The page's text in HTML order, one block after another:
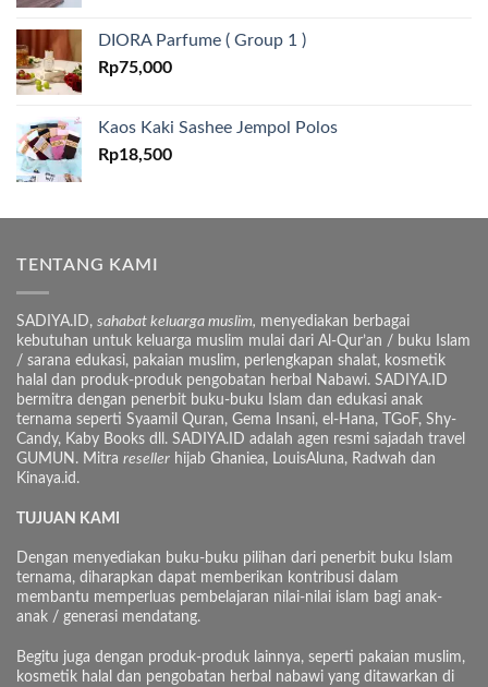
DIORA Parfume ( Group 1 )
Rp75,000
Kaos Kaki Sashee Jempol Polos
Rp18,500
TENTANG KAMI
SADIYA.ID, sahabat keluarga muslim, menyediakan berbagai
kebutuhan untuk keluarga muslim mulai dari Al-Qur’an / buku Islam
/ sarana edukasi, pakaian muslim, perlengkapan shalat, kosmetik
halal dan produk-produk pengobatan herbal Nabawi. SADIYA.ID
bermitra dengan penerbit buku-buku Islam dan edukasi anak
ternama seperti Syaamil Quran, Gema Insani, el-Hana, TGoF, Shy-
Candy, Kaby Books dll. SADIYA.ID adalah agen resmi sajadah travel
GUMUN. Mitra reseller hijab Ghaniea, LouisAluna, Radwah dan
Kinaya.id.
TUJUAN KAMI
Dengan menyediakan buku-buku pilihan dari penerbit buku Islam
ternama, diharapkan dapat memberikan kontribusi dalam
membantu memperluas pembelajaran nilai-nilai islam bagi anak-
anak / generasi mendatang.
Begitu juga dengan produk-produk lainnya, seperti pakaian muslim,
kosmetik halal dan pengobatan herbal nabawi yang ditawarkan di